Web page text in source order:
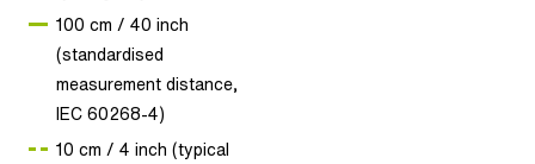
100 cm / 40 inch
(standardised
measurement distance,
IEC 60268-4)
10 cm / 4 inch (typical